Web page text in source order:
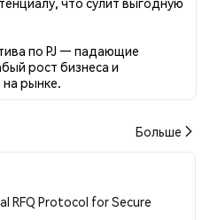
PJ. Эти данные основаны на 1
по PJ — падающие
рост бизнеса и
на рынке.
Больше
RFQ Protocol for Secure